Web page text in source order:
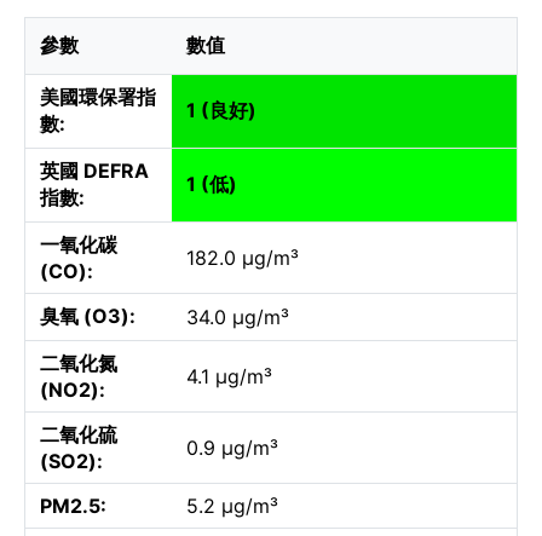
參數 數值
美國環保署指
數:
1 (良好)
英國 DEFRA
指數:
1 (低)
一氧化碳
(CO):
182.0 µg/m³
臭氧 (O3):
34.0 µg/m³
二氧化氮
(NO2):
4.1 µg/m³
二氧化硫
(SO2):
0.9 µg/m³
PM2.5:
5.2 µg/m³